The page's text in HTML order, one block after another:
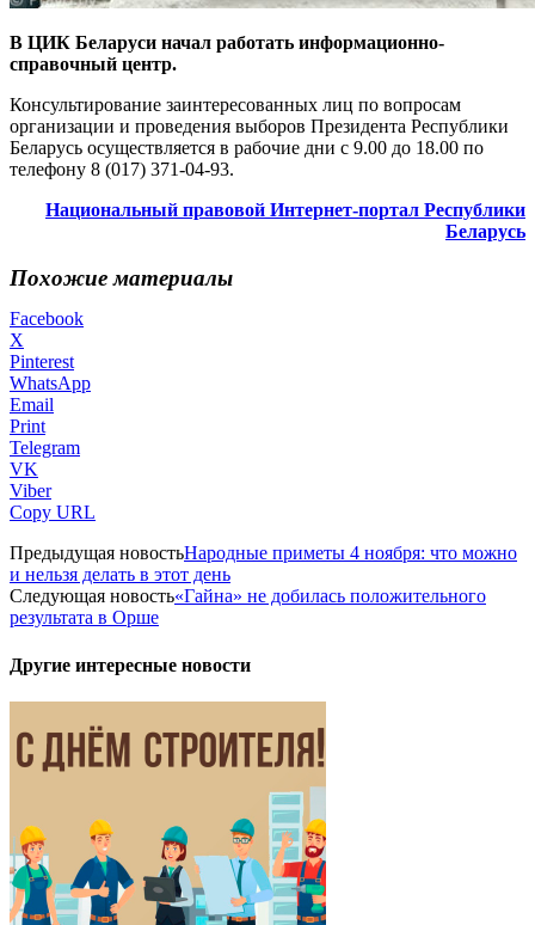
В ЦИК Беларуси начал работать информационно-
справочный центр.
Консультирование заинтересованных лиц по вопросам
организации и проведения выборов Президента Республики
Беларусь осуществляется в рабочие дни с 9.00 до 18.00 по
телефону 8 (017) 371-04-93.
Национальный правовой Интернет-портал Республики
Беларусь
Похожие материалы
Facebook
X
Pinterest
WhatsApp
Email
Print
Telegram
VK
Viber
Copy URL
Предыдущая новостьНародные приметы 4 ноября: что можно
и нельзя делать в этот день
Следующая новость«Гайна» не добилась положительного
результата в Орше
Другие интересные новости